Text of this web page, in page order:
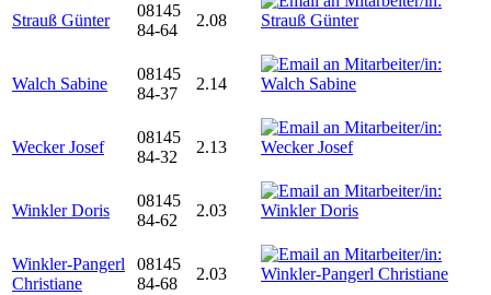
Strauß Günter
08145
84-64
2.08
Walch Sabine
08145
84-37
2.14
Wecker Josef
08145
84-32
2.13
Winkler Doris
08145
84-62
2.03
Winkler-Pangerl
Christiane
08145
84-68
2.03